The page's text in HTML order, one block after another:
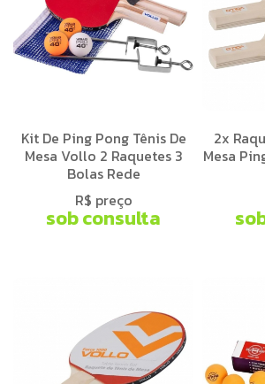
Kit De Ping Pong Tênis De
Mesa Vollo 2 Raquetes 3
Bolas Rede
R$ preço
sob consulta
2x
Mesa